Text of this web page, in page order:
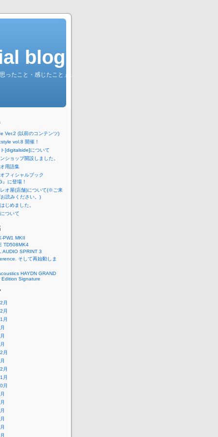
blog.
たこと・感じたこと」。
Ver.2 (以前のコンテンツ)
vol.8 開催！
[digitalside]について
ショップ開設しました。
用語集
フィシャルブック
』に登場！
オ屋(店舗)について(※ご来
読みください。)
じめました。
ついて
PW1 MKII
TD508MK4
AUDIO SPRINT 3
そして再始動しま
HAYDN GRAND
Edition Signature
月
月
月
月
月
月
月